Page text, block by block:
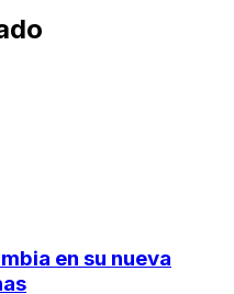
en su nueva